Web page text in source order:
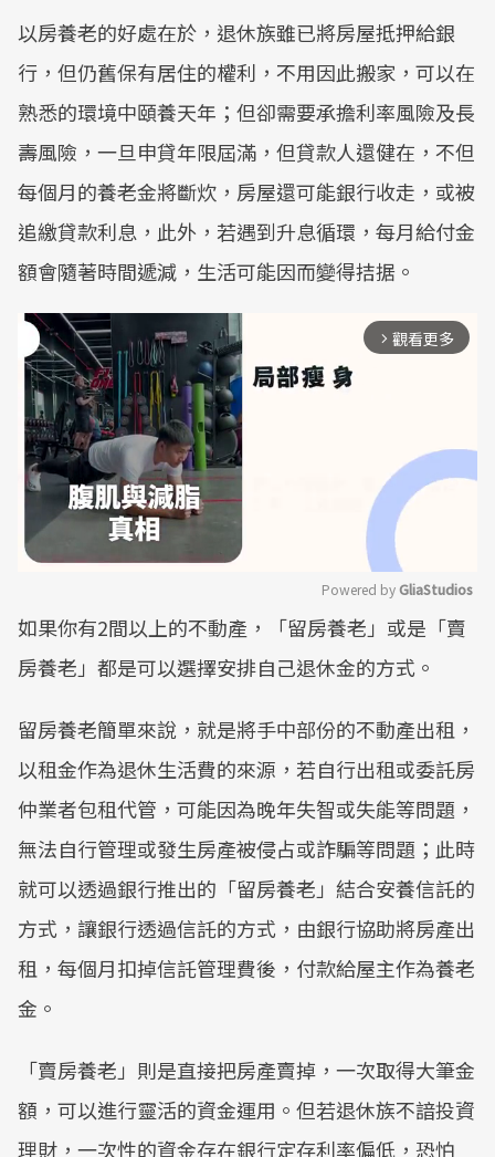
以房養老的好處在於，退休族雖已將房屋抵押給銀
行，但仍舊保有居住的權利，不用因此搬家，可以在
熟悉的環境中頤養天年；但卻需要承擔利率風險及長
壽風險，一旦申貸年限屆滿，但貸款人還健在，不但
每個月的養老金將斷炊，房屋還可能銀行收走，或被
追繳貸款利息，此外，若遇到升息循環，每月給付金
額會隨著時間遞減，生活可能因而變得拮据。
arrow_forward_ios 觀看更多
Mute
Powered by GliaStudios
如果你有2間以上的不動產，「留房養老」或是「賣
房養老」都是可以選擇安排自己退休金的方式。
留房養老簡單來說，就是將手中部份的不動產出租，
以租金作為退休生活費的來源，若自行出租或委託房
仲業者包租代管，可能因為晚年失智或失能等問題，
無法自行管理或發生房產被侵占或詐騙等問題；此時
就可以透過銀行推出的「留房養老」結合安養信託的
方式，讓銀行透過信託的方式，由銀行協助將房產出
租，每個月扣掉信託管理費後，付款給屋主作為養老
金。
「賣房養老」則是直接把房產賣掉，一次取得大筆金
額，可以進行靈活的資金運用。但若退休族不諳投資
理財，一次性的資金存在銀行定存利率偏低，恐怕